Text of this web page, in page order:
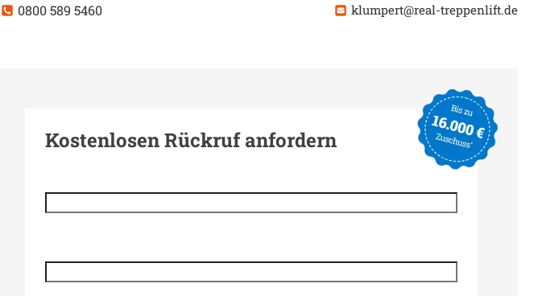
0800 589 5460 klumpert@real-treppenlift.de
Kostenlosen Rückruf anfordern